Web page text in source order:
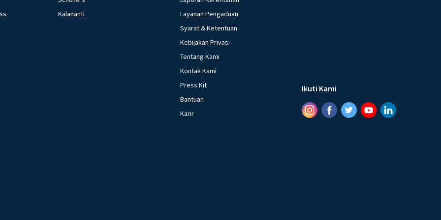
Kalananti
Layanan Pengaduan
Syarat & Ketentuan
Kebijakan Privasi
Tentang Kami
Kontak Kami
Press Kit
Bantuan
Karir
Ikuti Kami